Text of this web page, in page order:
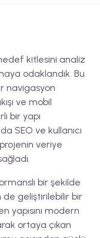
kitlesini analiz
odaklandık. Bu
navigasyon
ve mobil
bir yapı
SEO ve kullanıcı
veriye
bir şekilde
geliştirilebilir bir
yapısını modern
ortaya çıkan